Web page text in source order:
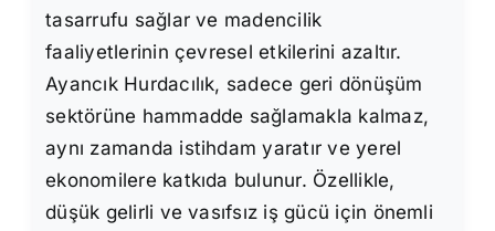
tasarrufu sağlar ve madencilik
faaliyetlerinin çevresel etkilerini azaltır.
Ayancık Hurdacılık, sadece geri dönüşüm
sektörüne hammadde sağlamakla kalmaz,
aynı zamanda istihdam yaratır ve yerel
ekonomilere katkıda bulunur. Özellikle,
düşük gelirli ve vasıfsız iş gücü için önemli